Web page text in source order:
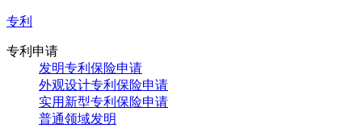
专利
专利申请
发明专利保险申请
外观设计专利保险申请
实用新型专利保险申请
普通领域发明